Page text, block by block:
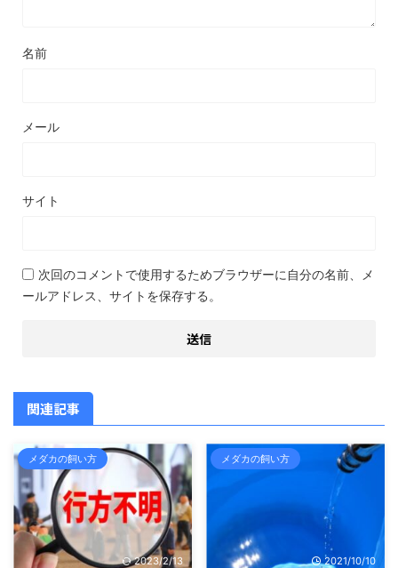
名前
メール
サイト
次回のコメントで使用するためブラウザーに自分の名前、メ
ールアドレス、サイトを保存する。
関連記事
メダカの飼い方
2023/2/13
メダカの飼い方
2021/10/10